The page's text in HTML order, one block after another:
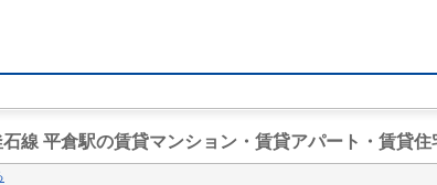
線 平倉駅の賃貸マンション・賃貸アパート・賃貸住